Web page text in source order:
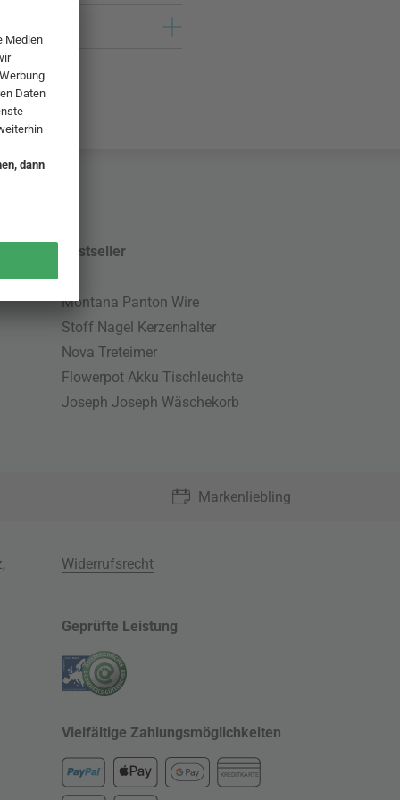
Bestseller
Montana Panton Wire
Stoff Nagel Kerzenhalter
Nova Treteimer
Flowerpot Akku Tischleuchte
Joseph Joseph Wäschekorb
Markenliebling
,
Widerrufsrecht
Geprüfte Leistung
Vielfältige Zahlungsmöglichkeiten
KREDITKARTE